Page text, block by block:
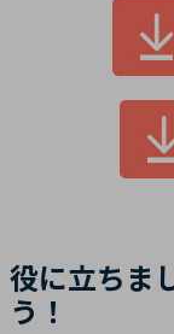
役に立ちま
う！